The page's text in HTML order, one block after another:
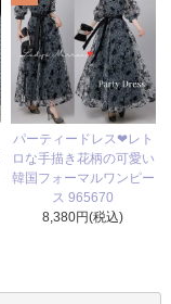
パーティードレス❤レト
ロな手描き花柄の可愛い
韓国フォーマルワンピー
ス 965670
8,380円(税込)